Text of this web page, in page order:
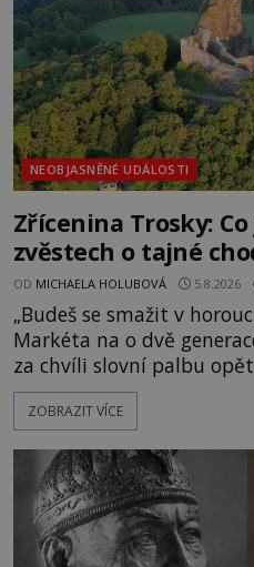
NEOBJASNĚNÉ UDÁLOSTI
Zřícenina Trosky:
zvěstech o tajné
OD MICHAELA HOLUBOVÁ 5.8.2026
„Budeš se smažit v
Markéta na o dvě
za chvíli slovní palbu
katolička, druhá
nich se usídlí na jedné z
mezi vůdce
skutečně jistou
ZOBRAZIT VÍCE